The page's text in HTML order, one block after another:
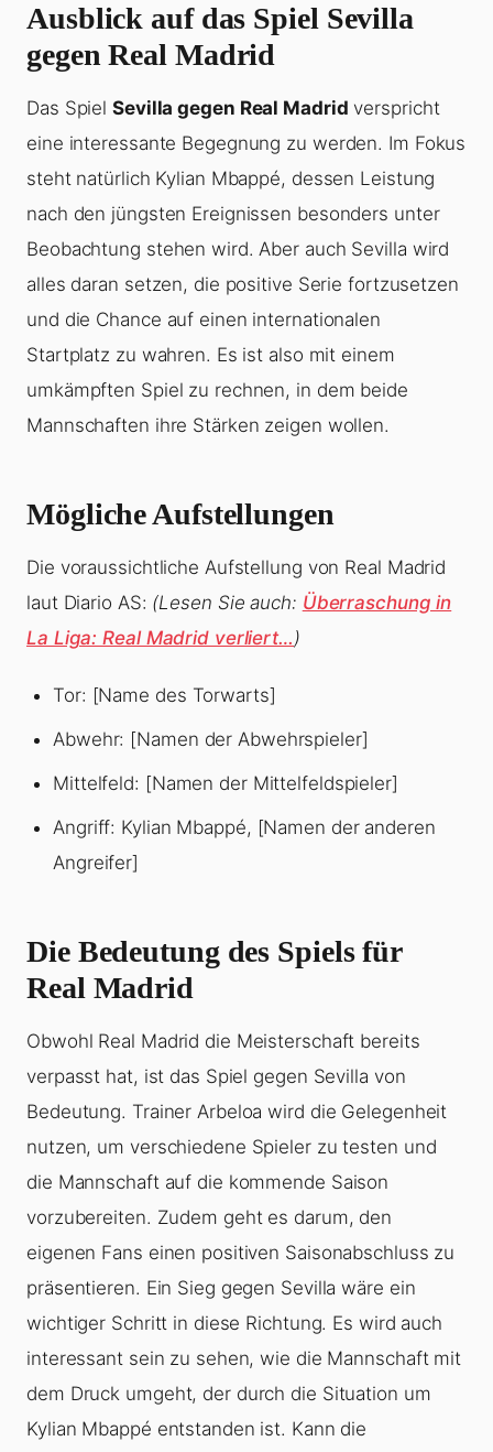
Ausblick auf das Spiel Sevilla
gegen Real Madrid
Das Spiel Sevilla gegen Real Madrid verspricht
eine interessante Begegnung zu werden. Im Fokus
steht natürlich Kylian Mbappé, dessen Leistung
nach den jüngsten Ereignissen besonders unter
Beobachtung stehen wird. Aber auch Sevilla wird
alles daran setzen, die positive Serie fortzusetzen
und die Chance auf einen internationalen
Startplatz zu wahren. Es ist also mit einem
umkämpften Spiel zu rechnen, in dem beide
Mannschaften ihre Stärken zeigen wollen.
Mögliche Aufstellungen
Die voraussichtliche Aufstellung von Real Madrid
laut Diario AS: (Lesen Sie auch: Überraschung in
La Liga: Real Madrid verliert…)
Tor: [Name des Torwarts]
Abwehr: [Namen der Abwehrspieler]
Mittelfeld: [Namen der Mittelfeldspieler]
Angriff: Kylian Mbappé, [Namen der anderen
Angreifer]
Die Bedeutung des Spiels für
Real Madrid
Obwohl Real Madrid die Meisterschaft bereits
verpasst hat, ist das Spiel gegen Sevilla von
Bedeutung. Trainer Arbeloa wird die Gelegenheit
nutzen, um verschiedene Spieler zu testen und
die Mannschaft auf die kommende Saison
vorzubereiten. Zudem geht es darum, den
eigenen Fans einen positiven Saisonabschluss zu
präsentieren. Ein Sieg gegen Sevilla wäre ein
wichtiger Schritt in diese Richtung. Es wird auch
interessant sein zu sehen, wie die Mannschaft mit
dem Druck umgeht, der durch die Situation um
Kylian Mbappé entstanden ist. Kann die